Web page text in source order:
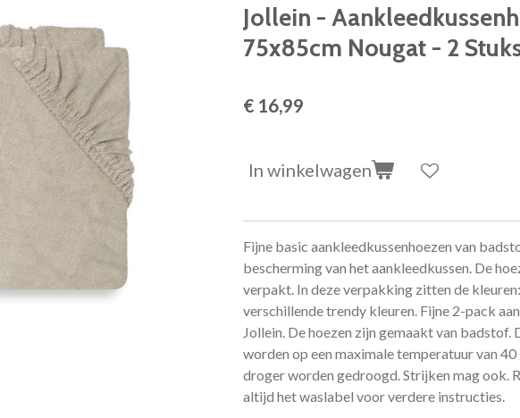
Jollein -
75x85cm Nougat - 2
€ 16,99
In winkelwagen
Fijne basic aankleedkussenhoezen van
bescherming van het aankleedkussen. De
verpakt. In deze verpakking zitten de
verschillende trendy kleuren. Fijne 2-pack
Jollein. De hoezen zijn gemaakt van badstof.
worden op een maximale temperatuur van 40
droger worden gedroogd. Strijken mag ook.
altijd het waslabel voor verdere instructies.